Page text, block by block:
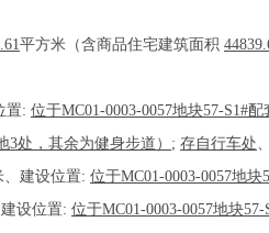
平方米（含商品住宅建筑面积
置: 位于MC01-0003-0057地块57-S1#
处，其余为健身步道） ; 存自行车处、
、建设位置: 位于MC01-0003-0057地
设位置: 位于MC01-0003-0057地块